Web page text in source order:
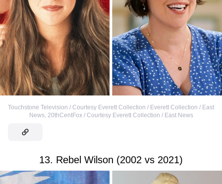
Touchstone Television / Courtesy Everett Collection / Everett Collection / East
News, 20thCentFox / Courtesy Everett Collection / East News
13. Rebel Wilson (2002 vs 2021)